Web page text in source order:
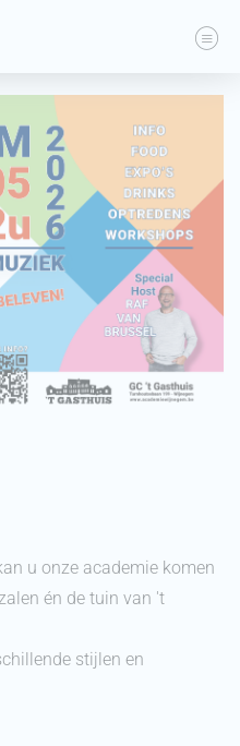
u onze academie komen
én de tuin van 't
stijlen en